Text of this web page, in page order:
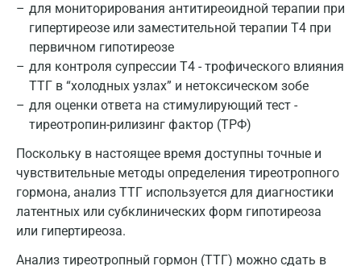
для мониторирования антитиреоидной терапии при
гипертиреозе или заместительной терапии T4 при
первичном гипотиреозе
для контроля супрессии T4 - трофического влияния
ТТГ в “холодных узлах” и нетоксическом зобе
для оценки ответа на стимулирующий тест -
тиреотропин-рилизинг фактор (ТРФ)
Поскольку в настоящее время доступны точные и
чувствительные методы определения тиреотропного
гормона, анализ ТТГ используется для диагностики
латентных или субклинических форм гипотиреоза
или гипертиреоза.
Анализ тиреотропный гормон (ТТГ) можно сдать в
Раменское
Реутов
Ростов-на-Дону
Рыбинск
Самара
Саратов
Сергиев Посад
Серпухов